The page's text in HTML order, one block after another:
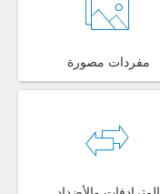
مفردات مصورة